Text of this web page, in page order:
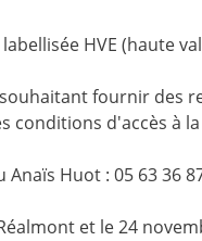
HVE (haute
fournir des
conditions d'accès à
Huot : 05 63 36
et le 24